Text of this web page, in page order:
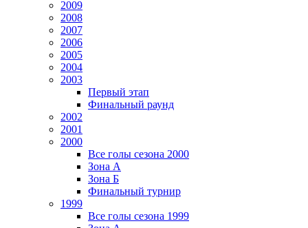
2009
2008
2007
2006
2005
2004
2003
Первый этап
Финальный раунд
2002
2001
2000
Все голы сезона 2000
Зона А
Зона Б
Финальный турнир
1999
Все голы сезона 1999